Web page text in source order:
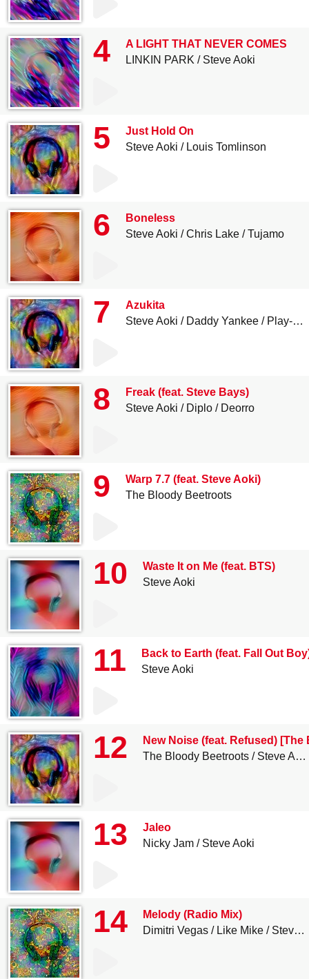
4
A LIGHT THAT NEVER COMES
LINKIN PARK
Steve Aoki
5
Just Hold On
Steve Aoki
Louis Tomlinson
6
Boneless
Steve Aoki
Chris Lake Tujamo
7
Azukita
Steve Aoki
Daddy Yankee Play-N-Skillz
8
Freak (feat. Steve Bays)
Steve Aoki
Diplo Deorro
9
Warp 7.7 (feat. Steve Aoki)
The Bloody Beetroots
10
Waste It on Me (feat. BTS)
Steve Aoki
11
Back to Earth (feat. Fall Out
Steve Aoki
12
New Noise (feat. Refused)
The Bloody Beetroots
Steve Aoki
13
Jaleo
Nicky Jam
Steve Aoki
14
Melody (Radio Mix)
Dimitri Vegas
Like Mike Steve Aoki